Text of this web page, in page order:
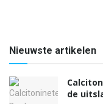
Nieuwste artikelen
de